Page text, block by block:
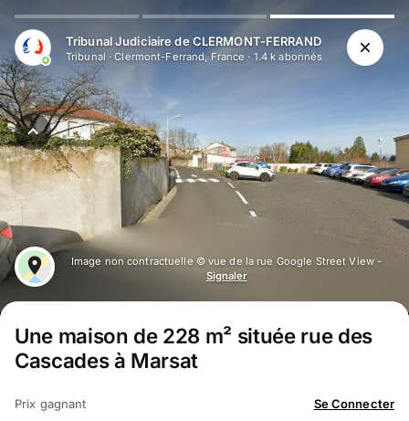
Tribunal Judiciaire de CLERMONT-FERRAND
Tribunal ·Clermont-Ferrand, France · 1.4 k abonnés
Image non contractuelle © vue de la rue Google Street View -
Signaler
Une maison de 228 m² située rue des
Cascades à Marsat
Prix gagnant Se Connecter